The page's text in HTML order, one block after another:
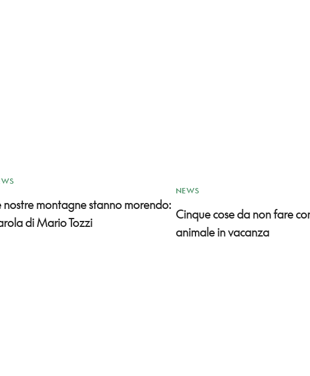
nostre montagne stanno morendo:
di Mario Tozzi
NEWS
Cinque cose da non fare
animale in vacanza